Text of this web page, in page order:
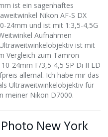
ist ein sagenhaftes
Nikon AF-S DX
24mm und ist mit 1:3,5-4,5G
Aufnahmen
ist mit
Vergleich zum Tamron
24mm F/3,5-4,5 SP Di II LD
allemal. Ich habe mir das
Ultraweitwinkelobjektiv für
meiner Nikon D7000.
New York